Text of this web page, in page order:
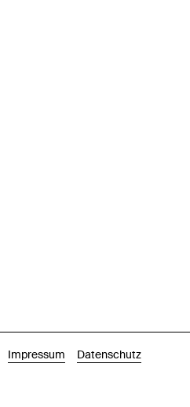
Impressum Datenschutz